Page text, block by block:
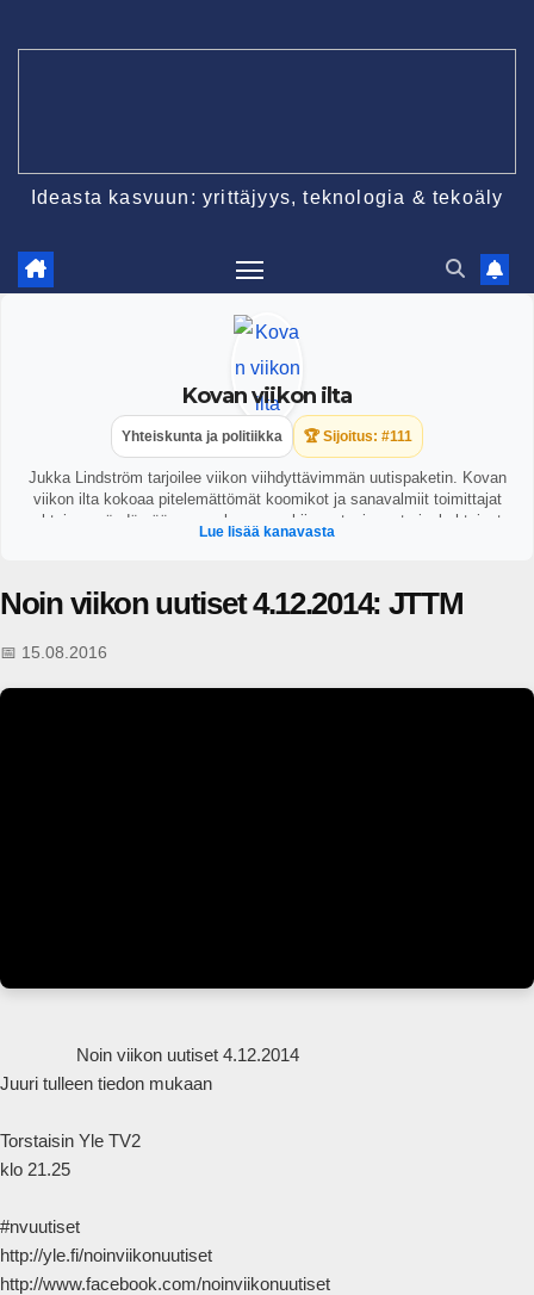
Ideasta kasvuun: yrittäjyys, teknologia & tekoäly
Kovan viikon ilta
Yhteiskunta ja politiikka 🏆 Sijoitus: #111
Jukka Lindström tarjoilee viikon viihdyttävimmän uutispaketin. Kovan
viikon ilta kokoaa pitelemättömät koomikot ja sanavalmiit toimittajat
yhteisen pöydän ääreen perkaamaan kiinnostavimmat ajankohtaiset
puheenaiheet. https://areena.yle.fi/1-64828919?t=tulevat-jaksot
Lue lisää kanavasta
Noin viikon uutiset 4.12.2014: JTTM
📅 15.08.2016
Juuri tulleen tiedon mukaan
Torstaisin Yle TV2
klo 21.25
#nvuutiset
http://yle.fi/noinviikonuutiset
http://www.facebook.com/noinviikonuutiset